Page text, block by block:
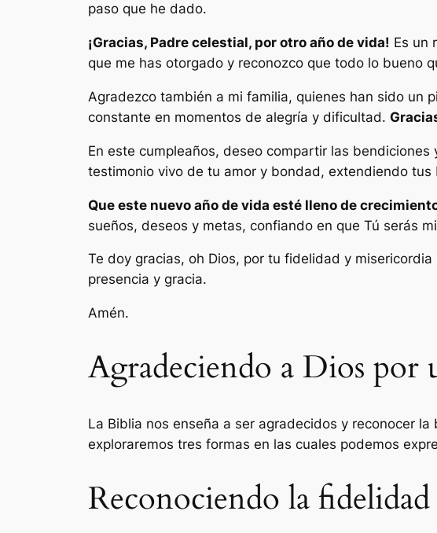
paso que he dado.
¡Gracias, Padre celestial, por otro año de vida! Es un
que me has otorgado y reconozco que todo lo bueno
Agradezco también a mi familia, quienes han sido un
constante en momentos de alegría y dificultad.
En este cumpleaños, deseo compartir las
testimonio vivo de tu amor y bondad, extendiendo
Que este nuevo año de vida esté lleno de
sueños, deseos y metas, confiando en que Tú serás
Te doy gracias, oh Dios, por tu fidelidad y
presencia y gracia.
Amén.
Agradeciendo a Dios por
La Biblia nos enseña a ser agradecidos y reconocer
exploraremos tres formas en las cuales podemos
Reconociendo la